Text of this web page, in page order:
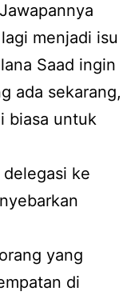
menjadi isu
Saad ingin
ada sekarang,
biasa untuk
ke
yang
di